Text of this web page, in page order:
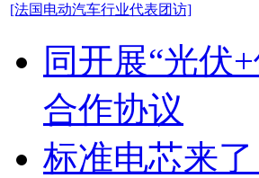
[法国电动汽车行业代表团访]
同开展“光伏
合作协议
标准电芯来